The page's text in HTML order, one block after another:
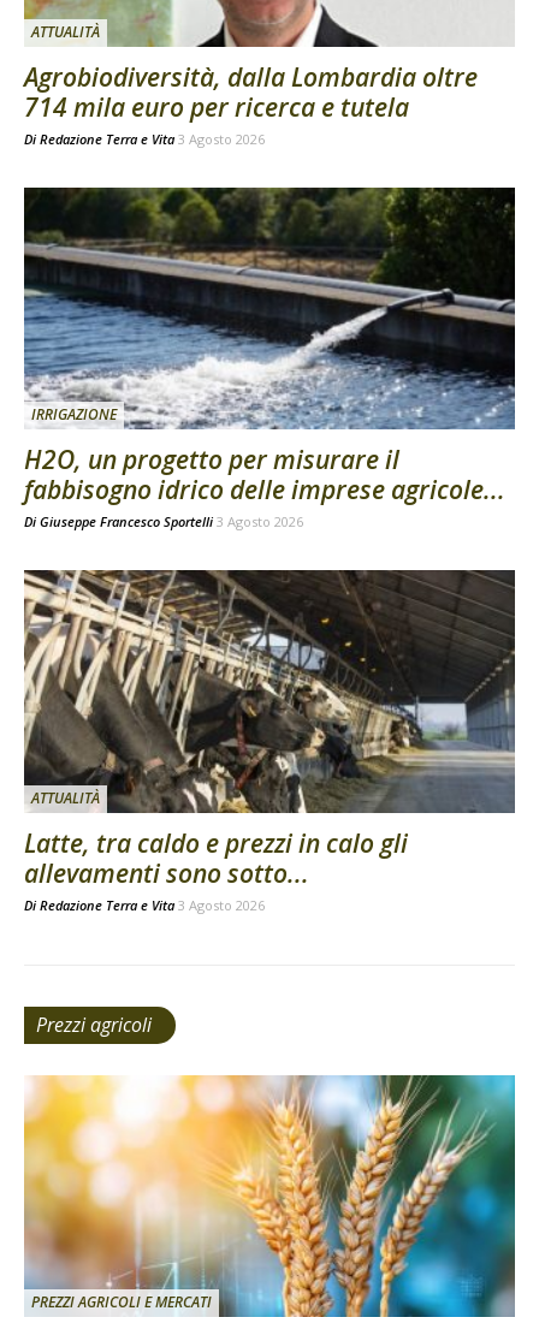
ATTUALITÀ
Agrobiodiversità, dalla Lombardia oltre
714 mila euro per ricerca e tutela
Di Redazione Terra e Vita 3 Agosto 2026
IRRIGAZIONE
H2O, un progetto per misurare il
fabbisogno idrico delle imprese agricole...
Di Giuseppe Francesco Sportelli 3 Agosto 2026
ATTUALITÀ
Latte, tra caldo e prezzi in calo gli
allevamenti sono sotto...
Di Redazione Terra e Vita 3 Agosto 2026
Prezzi agricoli
PREZZI AGRICOLI E MERCATI